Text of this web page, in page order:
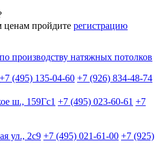
ценам пройдите регистрацию
+7 (495) 135-04-60 +7 (926) 834-48-74
ш., 159Гс1 +7 (495) 023-60-61 +7
ул., 2с9 +7 (495) 021-61-00 +7 (925)